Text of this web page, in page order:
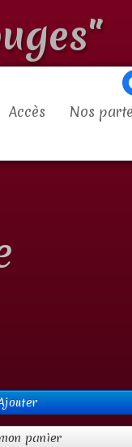
Accès
Nos
panier